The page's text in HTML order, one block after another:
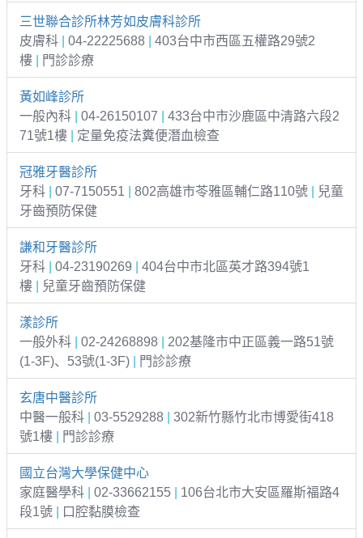
三世聯合診所林芳如皮膚科診所
皮膚科
04-22225688
403台中市西區五權路29號2
樓
門診診療
黃如峰診所
一般內科
04-26150107
433台中市沙鹿區中清路六段2
71號1樓
定量免疫法糞便潛血檢查
冠雅牙醫診所
牙科
07-7150551 802高雄市苓雅區輔仁路110號
兒童
牙齒預防保健
謙和牙醫診所
牙科
04-23190269
404台中市北區英才路394號1
樓
兒童牙齒預防保健
漾診所
一般外科
02-24268898
202基隆市中正區義一路51號
(1-3F)、53號(1-3F)
門診診療
玄唐中醫診所
中醫一般科
03-5529288
302新竹縣竹北市博愛街418
號1樓
門診診療
國立台灣大學保健中心
家庭醫學科
02-33662155
106台北市大安區羅斯福路4
段1號
口腔黏膜檢查